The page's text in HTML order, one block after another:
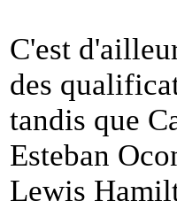
C'est
des
tandis que
Esteban
Lewis